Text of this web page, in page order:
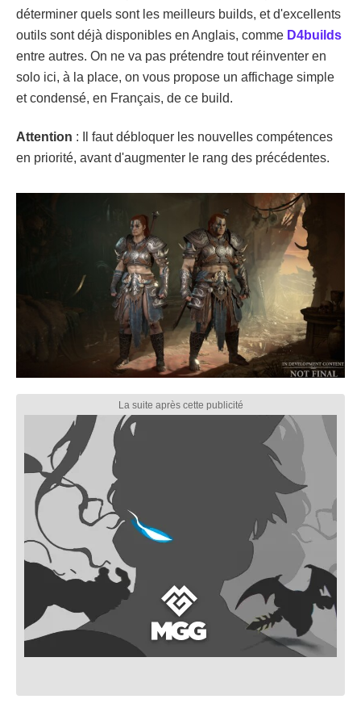
déterminer quels sont les meilleurs builds, et d'excellents
outils sont déjà disponibles en Anglais, comme D4builds
entre autres. On ne va pas prétendre tout réinventer en
solo ici, à la place, on vous propose un affichage simple
et condensé, en Français, de ce build.
Attention : Il faut débloquer les nouvelles compétences
en priorité, avant d'augmenter le rang des précédentes.